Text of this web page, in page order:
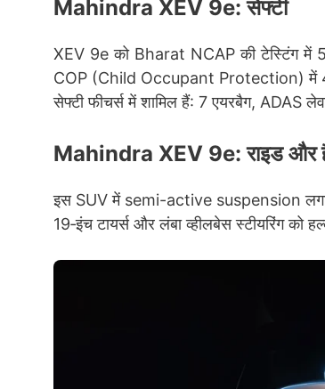
Mahindra XEV 9e: सेफ्टी
XEV 9e को Bharat NCAP की टेस्टिंग में
COP (Child Occupant Protection) में
सेफ्टी फीचर्स में शामिल हैं: 7 एयरबैग, ADAS
Mahindra XEV 9e: राइड और
इस SUV में semi-active suspension लगा
19‑इंच टायर्स और लंबा व्हीलबेस स्टीयरिंग को